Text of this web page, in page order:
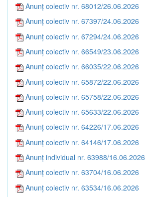
Anunț colectiv nr. 68012/26.06.2026
Anunț colectiv nr. 67397/24.06.2026
Anunț colectiv nr. 67294/24.06.2026
Anunț colectiv nr. 66549/23.06.2026
Anunț colectiv nr. 66035/22.06.2026
Anunț colectiv nr. 65872/22.06.2026
Anunț colectiv nr. 65758/22.06.2026
Anunț colectiv nr. 65633/22.06.2026
Anunț colectiv nr. 64226/17.06.2026
Anunț colectiv nr. 64146/17.06.2026
Anunț individual nr. 63988/16.06.2026
Anunț colectiv nr. 63704/16.06.2026
Anunț colectiv nr. 63534/16.06.2026